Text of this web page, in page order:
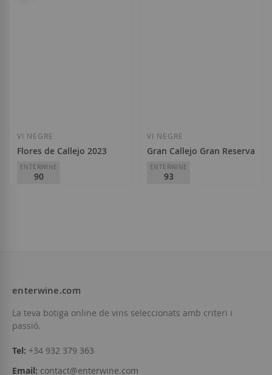
VI NEGRE
Flores de Callejo 2023
ENTERWINE
90
Afegir a la llista de desitjos
VI NEGRE
Gran Callejo Gran Reserva
ENTERWINE
93
Afegir a la llista
enterwine.com
La teva botiga online de vins seleccionats amb criteri i
passió.
Tel: +34 932 379 363
Email: contact@enterwine.com